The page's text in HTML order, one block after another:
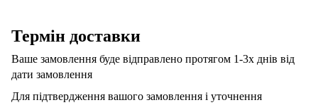
Термін доставки
Ваше замовлення буде відправлено протягом 1-3х днів від
дати замовлення
Для підтвердження вашого замовлення і уточнення